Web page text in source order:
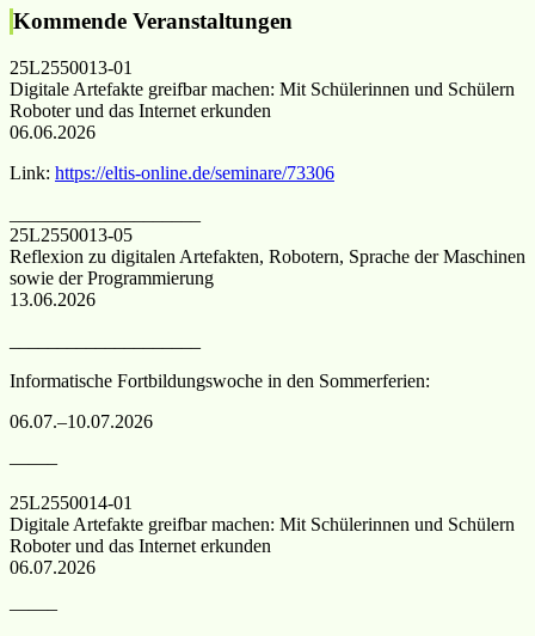
Kommende Veranstaltungen
25L2550013-01
Digitale Artefakte greifbar machen: Mit Schülerinnen und Schülern
Roboter und das Internet erkunden
06.06.2026
Link: https://eltis-online.de/seminare/73306
25L2550013-05
Reflexion zu digitalen Artefakten, Robotern, Sprache der Maschinen
sowie der Programmierung
13.06.2026
Informatische Fortbildungswoche in den Sommerferien:
06.07.–10.07.2026
——–
25L2550014-01
Digitale Artefakte greifbar machen: Mit Schülerinnen und Schülern
Roboter und das Internet erkunden
06.07.2026
——–